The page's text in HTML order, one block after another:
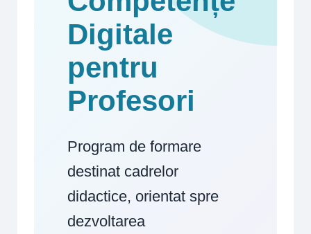
Digitale
pentru
Profesori
Program de formare
destinat cadrelor
didactice, orientat spre
dezvoltarea